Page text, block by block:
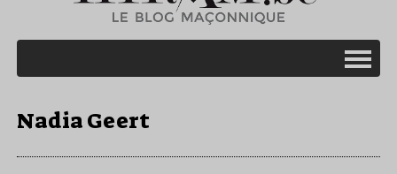
Nadia Geert